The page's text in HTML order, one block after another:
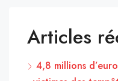
Articles
4,8 millions